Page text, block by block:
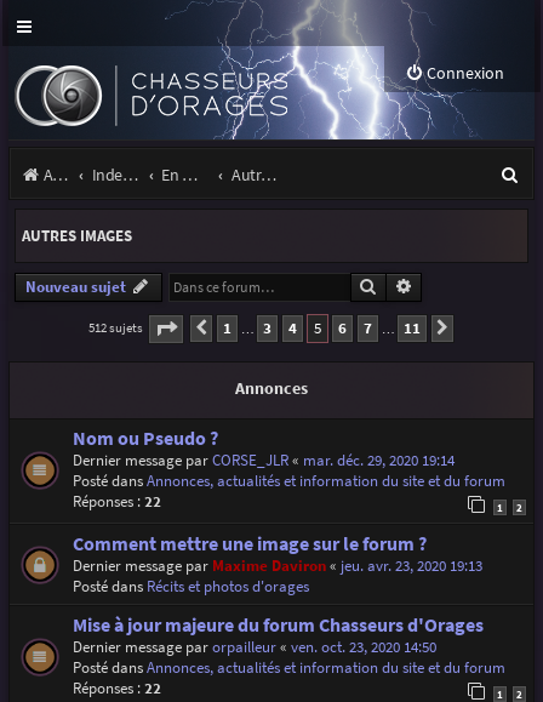
Connexion
Accueil Index du forum En marge des orages Autres images
e
r
AUTRES IMAGES
Nouveau sujet Rechercher
512 sujets Page 5sur 11
Précédente
1 … 3 4 5 6 7 … 11
Annonces
Nom ou Pseudo ?
Dernier message parCORSE_JLR« mar. déc. 29, 2020 19:14
Posté dansAnnonces, actualités et information du site et du forum
Réponses :22 1 2
Comment mettre une image sur le forum ?
Dernier message par Maxime Daviron« jeu. avr. 23, 2020 19:13
Posté dans Récits et photos d'orages
Mise à jour majeure du forum Chasseurs d'Orages
Dernier message parorpailleur« ven. oct. 23, 2020 14:50
Posté dansAnnonces, actualités et information du site et du forum
Réponses :22 1 2